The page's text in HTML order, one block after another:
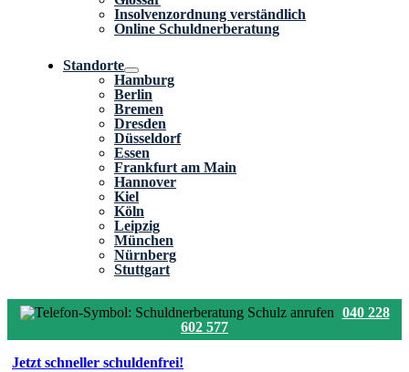
Insolvenzordnung verständlich
Online Schuldnerberatung
Standorte
Hamburg
Berlin
Bremen
Dresden
Düsseldorf
Essen
Frankfurt am Main
Hannover
Kiel
Köln
Leipzig
München
Nürnberg
Stuttgart
040 228
602 577
Jetzt schneller schuldenfrei!